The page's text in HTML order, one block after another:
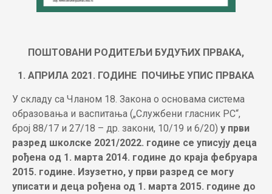
ПОШТОВАНИ РОДИТЕЉИ БУДУЋИХ ПРВАКА,
1. АПРИЛА 2021. ГОДИНЕ ПОЧИЊЕ УПИС ПРВАКА
У складу са Чланом 18. Закона о основама система
образовања и васпитања („Службени гласник РС“,
број 88/17 и 27/18 – др. закони, 10/19 и 6/20) у први
разред школске 2021/2022. године се уписују деца
рођена oд 1. марта 2014. године до краја фебруара
2015. године. Изузетно, у први разред се могу
уписати и деца рођена од 1. марта 2015. године до